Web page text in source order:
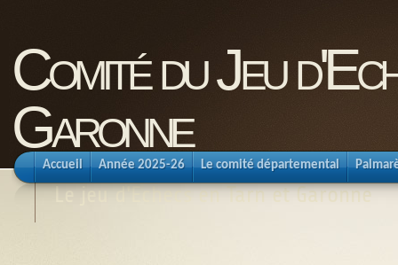
Comité du Jeu
Garonne
Le jeu d'Echecs en Tarn et Garonne
Accueil Année 2025-26 Le comité départemental